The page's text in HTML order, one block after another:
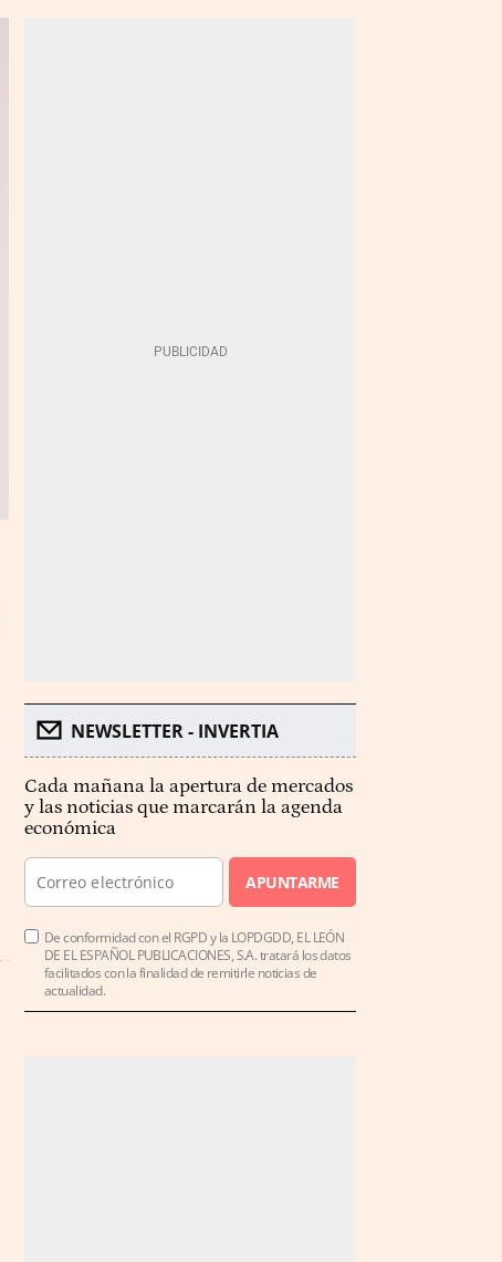
NEWSLETTER - INVERTIA
Cada mañana la apertura de mercados
y las noticias que marcarán la agenda
económica
APUNTARME
De conformidad con el RGPD y la LOPDGDD, EL LEÓN
DE EL ESPAÑOL PUBLICACIONES, S.A. tratará los datos
facilitados con la finalidad de remitirle noticias de
actualidad.